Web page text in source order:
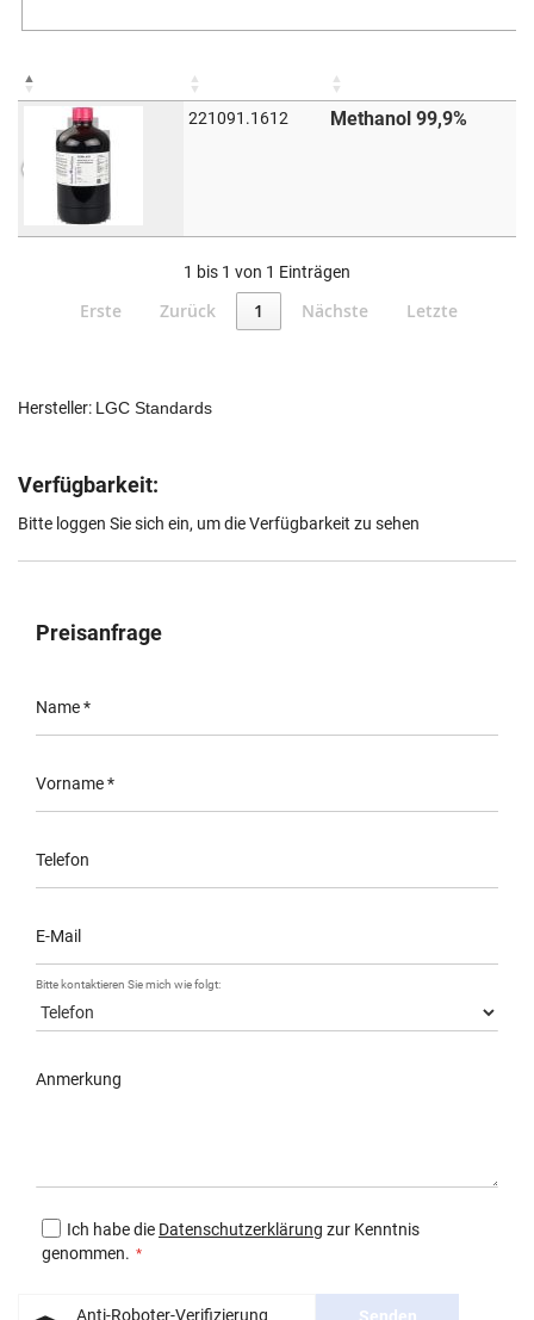
Hersteller: LGC Standards
Verfügbarkeit:
Bitte loggen Sie sich ein, um die Verfügbarkeit zu sehen
Preisanfrage
Name*
Vorname*
Telefon
E-Mail
Bitte kontaktieren Sie mich wie folgt:
Anmerkung
Ich habe die Datenschutzerklärung zur Kenntnis
genommen.
Anti-Roboter-Verifizierung
221091.1612 Methanol 99,9%
1 bis 1 von 1 Einträgen
Erste Zurück 1 Nächste Letzte